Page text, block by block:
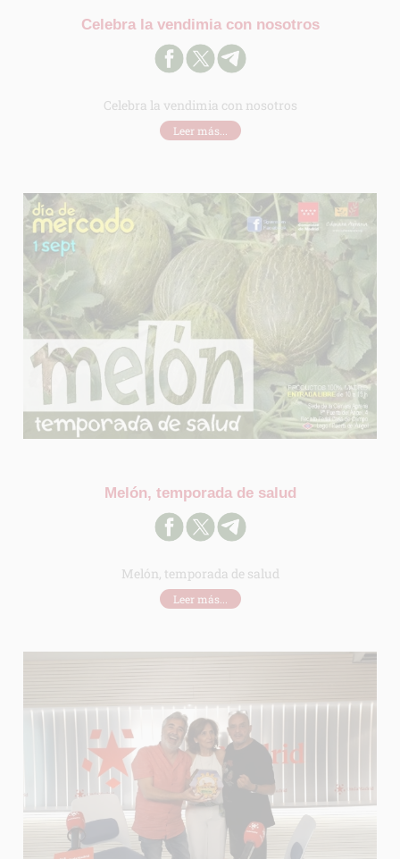
Celebra la vendimia con nosotros
Celebra la vendimia con nosotros
Leer más...
Melón, temporada de salud
Melón, temporada de salud
Leer más...